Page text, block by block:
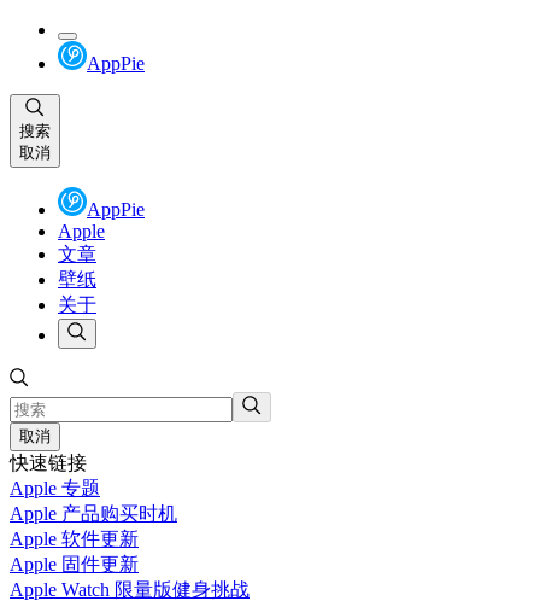
AppPie
搜索
取消
AppPie
Apple
文章
壁纸
关于
取消
快速链接
Apple 专题
Apple 产品购买时机
Apple 软件更新
Apple 固件更新
Apple Watch 限量版健身挑战